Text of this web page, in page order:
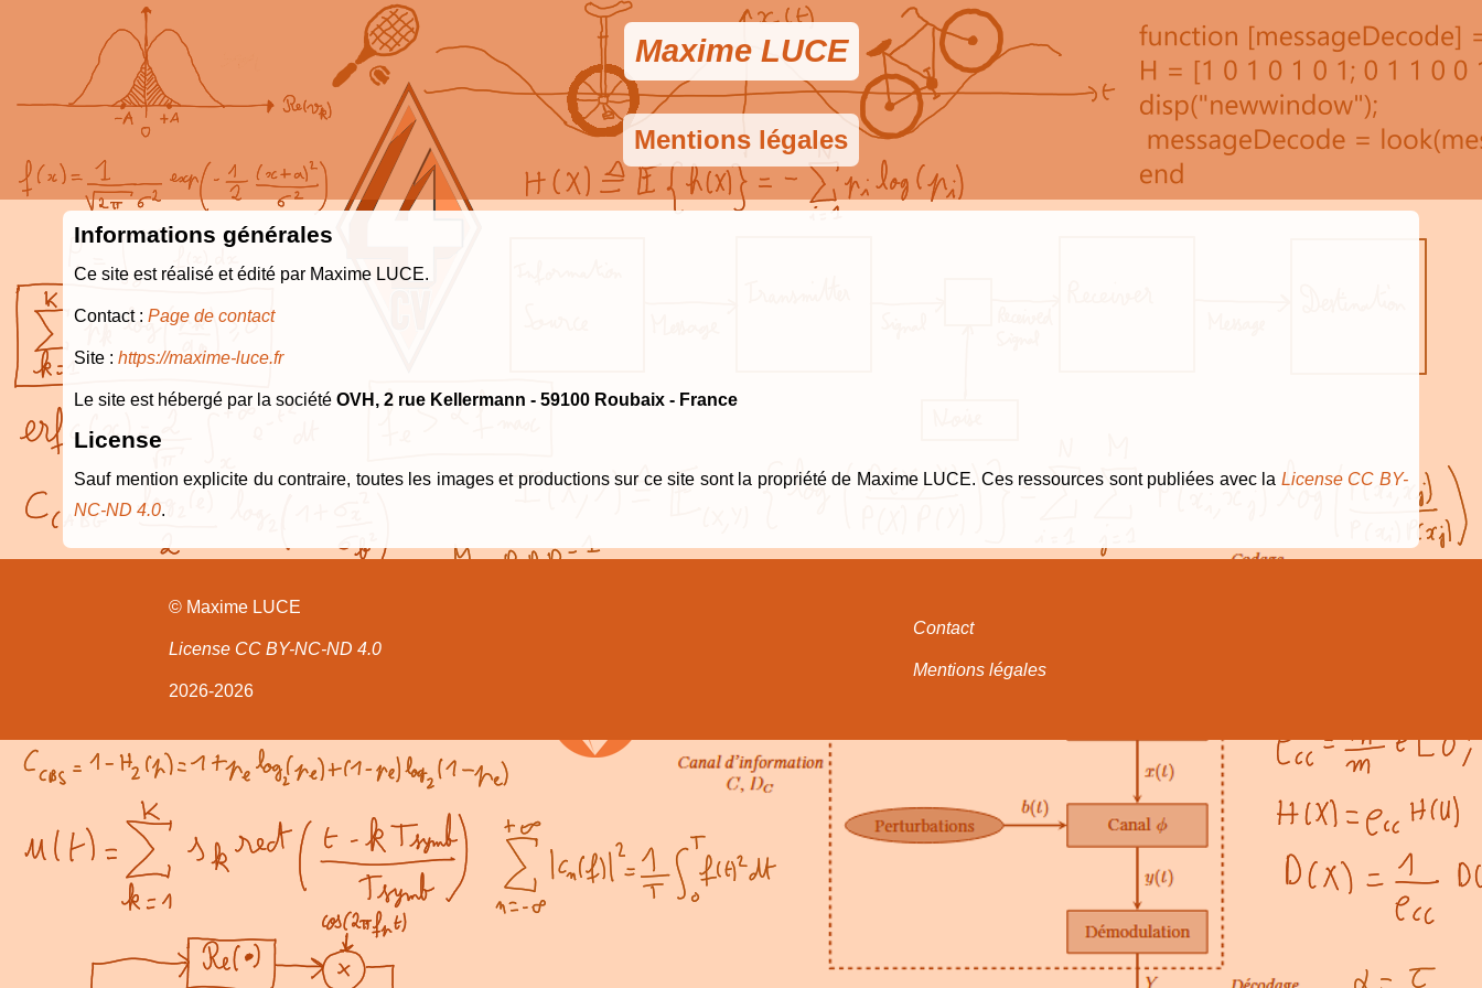
Maxime LUCE
Mentions légales
Informations générales
Ce site est réalisé et édité par Maxime LUCE.
Contact :Page de contact
Site :https://maxime-luce.fr
Le site est hébergé par la sociétéOVH, 2 rue Kellermann - 59100 Roubaix - France
License
Sauf mention explicite du contraire, toutes les images et productions sur ce site sont la propriété de Maxime LUCE. Ces ressources sont publiées avec la License CC BY-
NC-ND 4.0.
© Maxime LUCE
License CC BY-NC-ND 4.0
2026-2026
Contact
Mentions légales